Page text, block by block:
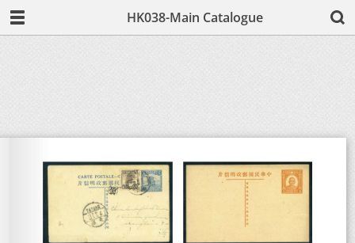
HK038-Main Catalogue